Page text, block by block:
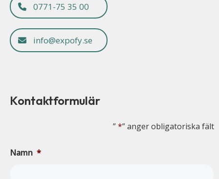
0771-75 35 00
info@expofy.se
Kontaktformulär
”*” anger obligatoriska fält
Namn *